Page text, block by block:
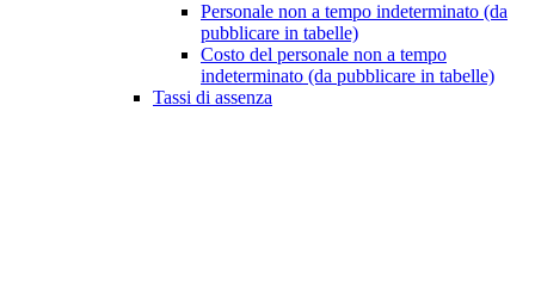
Personale non a tempo indeterminato (da
pubblicare in tabelle)
Costo del personale non a tempo
indeterminato (da pubblicare in tabelle)
Tassi di assenza